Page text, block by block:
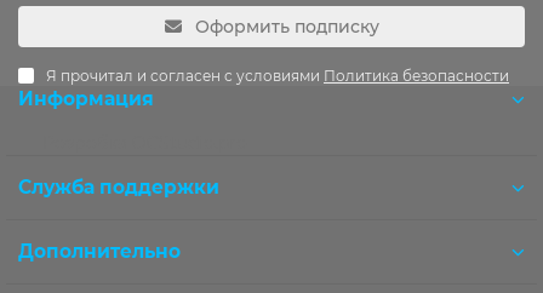
Оформить подписку
Я прочитал и согласен с условиями Политика безопасности
Информация
Служба поддержки
Дополнительно